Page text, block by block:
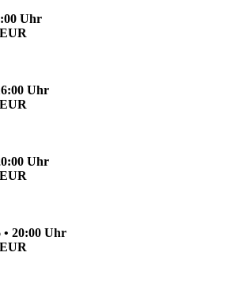
Uhr
Uhr
Uhr
• 20:00 Uhr